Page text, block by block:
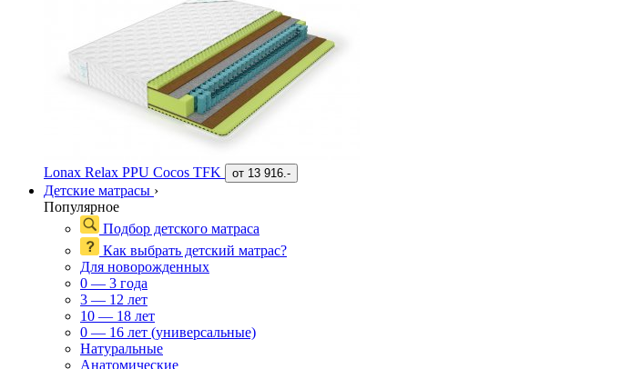
Lonax Relax PPU Cocos TFK от 13 916.-
Детские матрасы ›
Популярное
Подбор детского матраса
Как выбрать детский матрас?
Для новорожденных
0 — 3 года
3 — 12 лет
10 — 18 лет
0 — 16 лет (универсальные)
Натуральные
Анатомические